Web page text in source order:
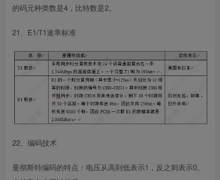
的码元种类数是4，比特数是2。
21、E1/T1速率标准
22、编码技术
曼彻斯特编码的特点：电压从高到低表示1，反之则表示0。